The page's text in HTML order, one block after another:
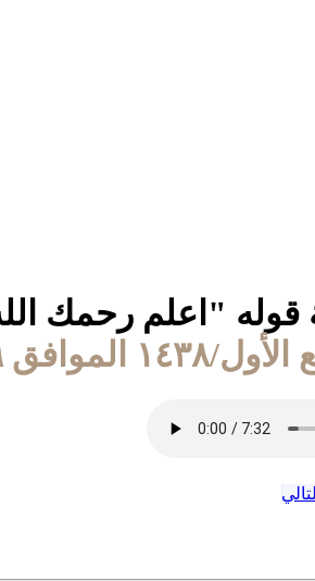
قوله "اعلم رحمك